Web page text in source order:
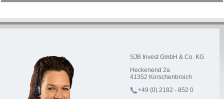
SJB Invest GmbH & Co. KG
Heckenend 2a
41352 Korschenbroich
+49 (0) 2182 - 852 0